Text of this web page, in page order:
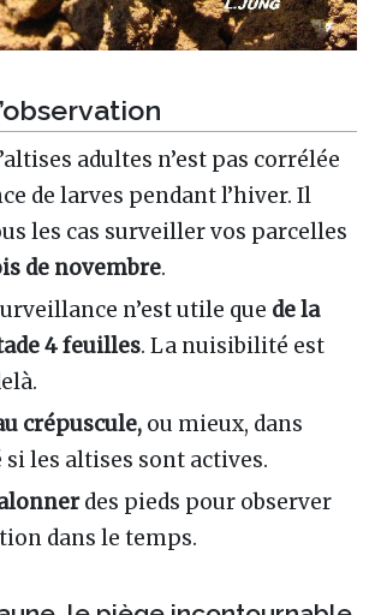
adultes n’est pas corrélée
de larves pendant l’hiver. Il
les cas surveiller vos parcelles
de novembre.
n’est utile que de la
4 feuilles. La nuisibilité est
crépuscule, ou mieux, dans
si les altises sont actives.
des pieds pour observer
dans le temps.